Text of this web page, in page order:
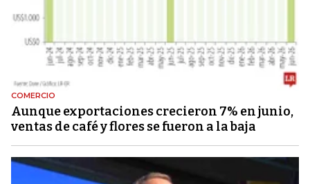
COMERCIO
Aunque exportaciones crecieron 7% en junio,
ventas de café y flores se fueron a la baja